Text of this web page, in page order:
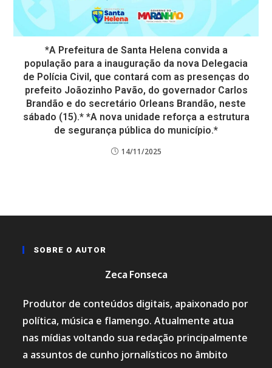
*A Prefeitura de Santa Helena convida a
população para a inauguração da nova Delegacia
de Polícia Civil, que contará com as presenças do
prefeito Joãozinho Pavão, do governador Carlos
Brandão e do secretário Orleans Brandão, neste
sábado (15).* *A nova unidade reforça a estrutura
de segurança pública do município.*
14/11/2025
SOBRE O AUTOR
Zeca Fonseca
Produtor de conteúdos digitais, apaixonado por
política, música e flamengo. Atualmente atua
nas mídias voltando sua redação principalmente
a assuntos de cunho jornalísticos no âmbito